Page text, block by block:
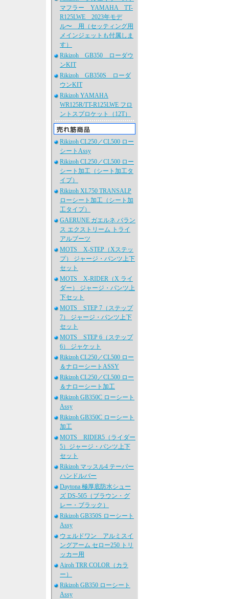
マフラー YAMAHA TT-
R125LWE 2023年モデ
ル〜 用（セッティング用
メインジェットも付属しま
す）
Rikizoh GB350 ローダウ
ンKIT
Rikizoh GB350S ローダ
ウンKIT
Rikizoh YAMAHA
WR125R/TT-R125LWE フロ
ントスプロケット（12T）
Rikizoh CL250／CL500 ロー
シートAssy
Rikizoh CL250／CL500 ロー
シート加工（シート加工タ
イプ）
Rikizoh XL750 TRANSALP
ローシート加工（シート加
工タイプ）
GAERUNE ガエルネ バラン
ス エクストリーム トライ
アルブーツ
MOTS X-STEP（Xステッ
プ） ジャージ・パンツ上下
セット
MOTS X-RIDER（X ライ
ダー） ジャージ・パンツ上
下セット
MOTS STEP 7（ステップ
7） ジャージ・パンツ上下
セット
MOTS STEP 6（ステップ
6） ジャケット
Rikizoh CL250／CL500 ロー
＆ナローシートASSY
Rikizoh CL250／CL500 ロー
＆ナローシート加工
Rikizoh GB350C ローシート
Assy
Rikizoh GB350C ローシート
加工
MOTS RIDER5（ライダー
5）ジャージ・パンツ上下
セット
Rikizoh マッスル4 テーパー
ハンドルバー
Daytona 極厚底防水シュー
ズ DS-505（ブラウン・グ
レー・ブラック）
Rikizoh GB350S ローシート
Assy
ウェルドワン アルミスイ
ングアーム セロー250 トリ
ッカー用
Airoh TRR COLOR（カラ
ー）
Rikizoh GB350 ローシート
Assy